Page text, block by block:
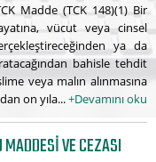
Madde (TCK 148)(1) Bir
vücut veya cinsel
ya da
bahisle tehdit
veya malın alınmasına
on yıla...+Devamını oku
VE CEZASI